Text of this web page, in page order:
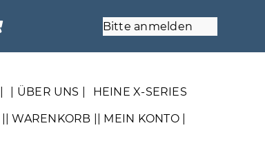
Bitte anmelden
| ÜBER UNS | HEINE X-SERIES
| WARENKORB | | MEIN KONTO |